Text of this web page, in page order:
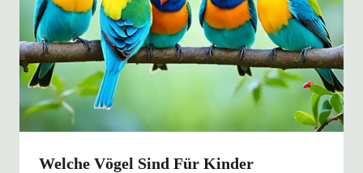
Welche Vögel Sind Für Kinder